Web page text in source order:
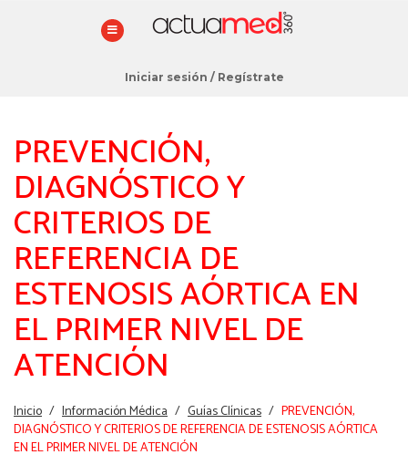
Iniciar sesión / Regístrate
PREVENCIÓN,
DIAGNÓSTICO Y
CRITERIOS DE
REFERENCIA DE
ESTENOSIS AÓRTICA EN
EL PRIMER NIVEL DE
ATENCIÓN
Estás
aquí
Inicio / Información Médica / Guías Clínicas / PREVENCIÓN,
DIAGNÓSTICO Y CRITERIOS DE REFERENCIA DE ESTENOSIS AÓRTICA
EN EL PRIMER NIVEL DE ATENCIÓN